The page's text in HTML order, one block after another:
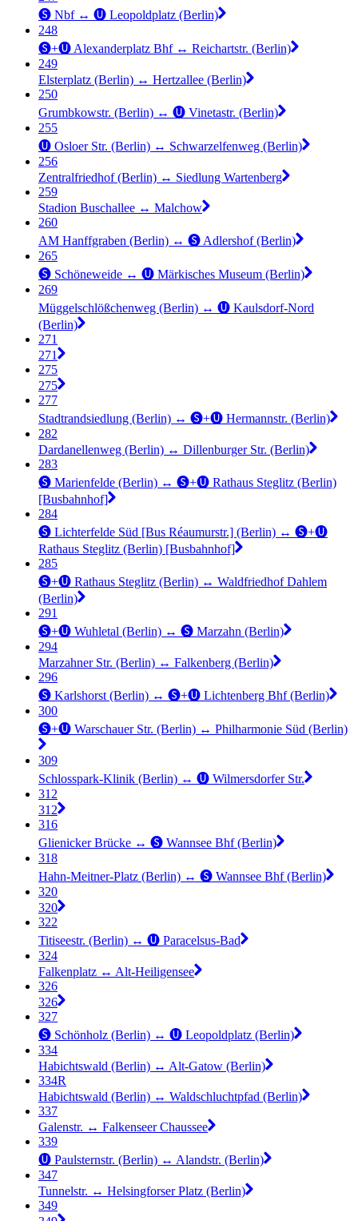
🅢 Nbf ↔︎ 🅤 Leopoldplatz (Berlin)
248
🅢+🅤 Alexanderplatz Bhf ↔︎ Reichartstr. (Berlin)
249
Elsterplatz (Berlin) ↔︎ Hertzallee (Berlin)
250
Grumbkowstr. (Berlin) ↔︎ 🅤 Vinetastr. (Berlin)
255
🅤 Osloer Str. (Berlin) ↔︎ Schwarzelfenweg (Berlin)
256
Zentralfriedhof (Berlin) ↔︎ Siedlung Wartenberg
259
Stadion Buschallee ↔︎ Malchow
260
AM Hanffgraben (Berlin) ↔︎ 🅢 Adlershof (Berlin)
265
🅢 Schöneweide ↔︎ 🅤 Märkisches Museum (Berlin)
269
Müggelschlößchenweg (Berlin) ↔︎ 🅤 Kaulsdorf-Nord
(Berlin)
271
271
275
275
277
Stadtrandsiedlung (Berlin) ↔︎ 🅢+🅤 Hermannstr. (Berlin)
282
Dardanellenweg (Berlin) ↔︎ Dillenburger Str. (Berlin)
283
🅢 Marienfelde (Berlin) ↔︎ 🅢+🅤 Rathaus Steglitz (Berlin)
[Busbahnhof]
284
🅢 Lichterfelde Süd [Bus Réaumurstr.] (Berlin) ↔︎ 🅢+🅤
Rathaus Steglitz (Berlin) [Busbahnhof]
285
🅢+🅤 Rathaus Steglitz (Berlin) ↔︎ Waldfriedhof Dahlem
(Berlin)
291
🅢+🅤 Wuhletal (Berlin) ↔︎ 🅢 Marzahn (Berlin)
294
Marzahner Str. (Berlin) ↔︎ Falkenberg (Berlin)
296
🅢 Karlshorst (Berlin) ↔︎ 🅢+🅤 Lichtenberg Bhf (Berlin)
300
🅢+🅤 Warschauer Str. (Berlin) ↔︎ Philharmonie Süd (Berlin)
309
Schlosspark-Klinik (Berlin) ↔︎ 🅤 Wilmersdorfer Str.
312
312
316
Glienicker Brücke ↔︎ 🅢 Wannsee Bhf (Berlin)
318
Hahn-Meitner-Platz (Berlin) ↔︎ 🅢 Wannsee Bhf (Berlin)
320
320
322
Titiseestr. (Berlin) ↔︎ 🅤 Paracelsus-Bad
324
Falkenplatz ↔︎ Alt-Heiligensee
326
326
327
🅢 Schönholz (Berlin) ↔︎ 🅤 Leopoldplatz (Berlin)
334
Habichtswald (Berlin) ↔︎ Alt-Gatow (Berlin)
334R
Habichtswald (Berlin) ↔︎ Waldschluchtpfad (Berlin)
337
Galenstr. ↔︎ Falkenseer Chaussee
339
🅤 Paulsternstr. (Berlin) ↔︎ Alandstr. (Berlin)
347
Tunnelstr. ↔︎ Helsingforser Platz (Berlin)
349